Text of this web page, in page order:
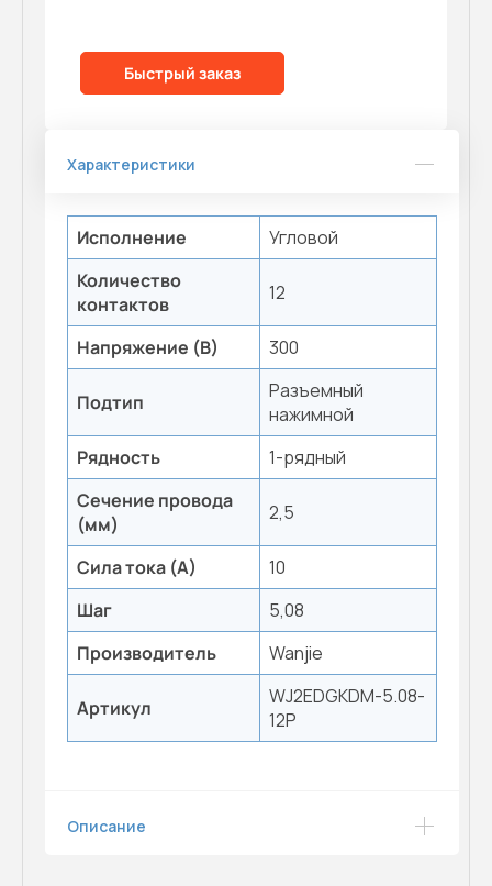
Быстрый заказ
Характеристики
Исполнение
Угловой
Количество
контактов
12
Напряжение (В) 300
Подтип
Разъемный
нажимной
Рядность
1-рядный
Сечение провода
(мм)
2,5
Сила тока (А)
10
Шаг
5,08
Производитель
Wanjie
Артикул
WJ2EDGKDM-5.08-
12P
Описание